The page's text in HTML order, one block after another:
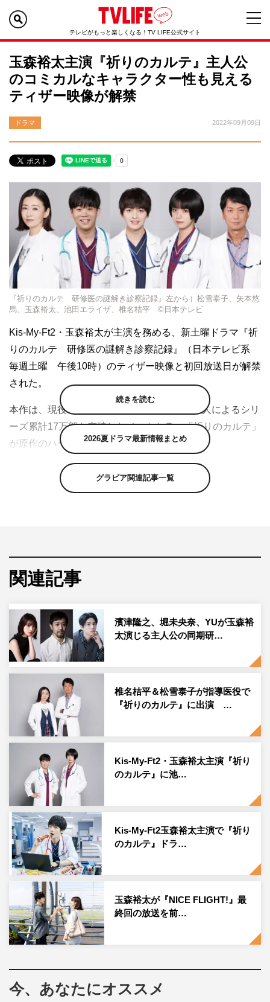
テレビがもっと楽しくなる！TV LIFE公式サイト
玉森裕太主演『祈りのカルテ』主人公
のコミカルなキャラクター性も見える
ティザー映像が解禁
ドラマ 2022年09月09日
『祈りのカルテ 研修医の謎解き診察記録』左から）松雪泰子、矢本悠
馬、玉森裕太、池田エライザ、椎名桔平 ©日本テレビ
Kis-My-Ft2・玉森裕太が主演を務める、新土曜ドラマ『祈
りのカルテ 研修医の謎解き診察記録』（日本テレビ系
毎週土曜 午後10時）のティザー映像と初回放送日が解禁
された。
本作は、現役の医師でもある作家・知念実希人によるシリ
ーズ累計17万部を突破したベストセラー「祈りのカルテ」
が原作のハートウォーミング・ミステリー。
患者の全ての情報が書き込まれているといっても過言では
ない診療録“カルテ”。研修医・諏訪野良太が研修先のさま
していく。主人公の諏訪野を玉森裕太、同期の研修医・曽
根田みどりを池田エライザ、冴木裕也を矢本悠馬が演じ
る。
公開されたティザー映像には諏訪野（玉森）と、同期であ
るみどり（池田）、裕也（矢本）、そして3人を見守るよ
うに指導医の冴木（椎名桔平）と立石（松雪泰子）が登
場。
忙しくカルテを書き込みながら好物の魚肉ソーセージをほ
おばる姿や、デスクに座って決めポーズ…と思いきや机の
上の書類の山を倒してしまう姿など、かっこいいだけでは
ない諏訪野のコミカルなキャラクター性が表れた仕上がり
に。10月8日（土）午後10時からの初回放送に向け、ます
ます期待が高まる。
動画
ティザー映像
https://www.youtube.com/watch?v=RBQrbDjkeV0
番組情報
『祈りのカルテ 研修医の謎解き診察記録』
日本テレビ系
2022年10月8日（土）スタート
＜CAST＞
続きを読む
2026夏ドラマ最新情報まとめ
グラビア関連記事一覧
関連記事
濱津隆之、堀未央奈、YUが玉森裕
太演じる主人公の同期研…
椎名桔平＆松雪泰子が指導医役で
『祈りのカルテ』に出演 …
Kis-My-Ft2・玉森裕太主演『祈り
のカルテ』に池…
Kis-My-Ft2玉森裕太主演で『祈り
のカルテ』ドラ…
玉森裕太が『NICE FLIGHT!』最
終回の放送を前…
今、あなたにオススメ